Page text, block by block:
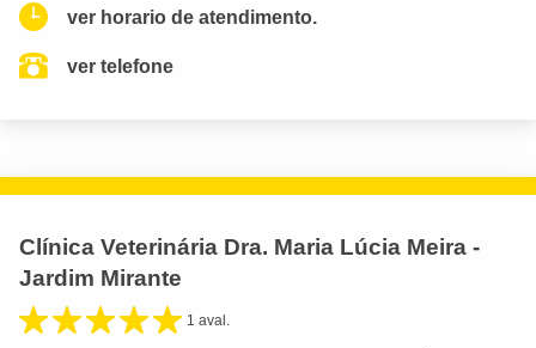
ver horario de atendimento.
ver telefone
Clínica Veterinária Dra. Maria Lúcia Meira -
Jardim Mirante
1 aval.